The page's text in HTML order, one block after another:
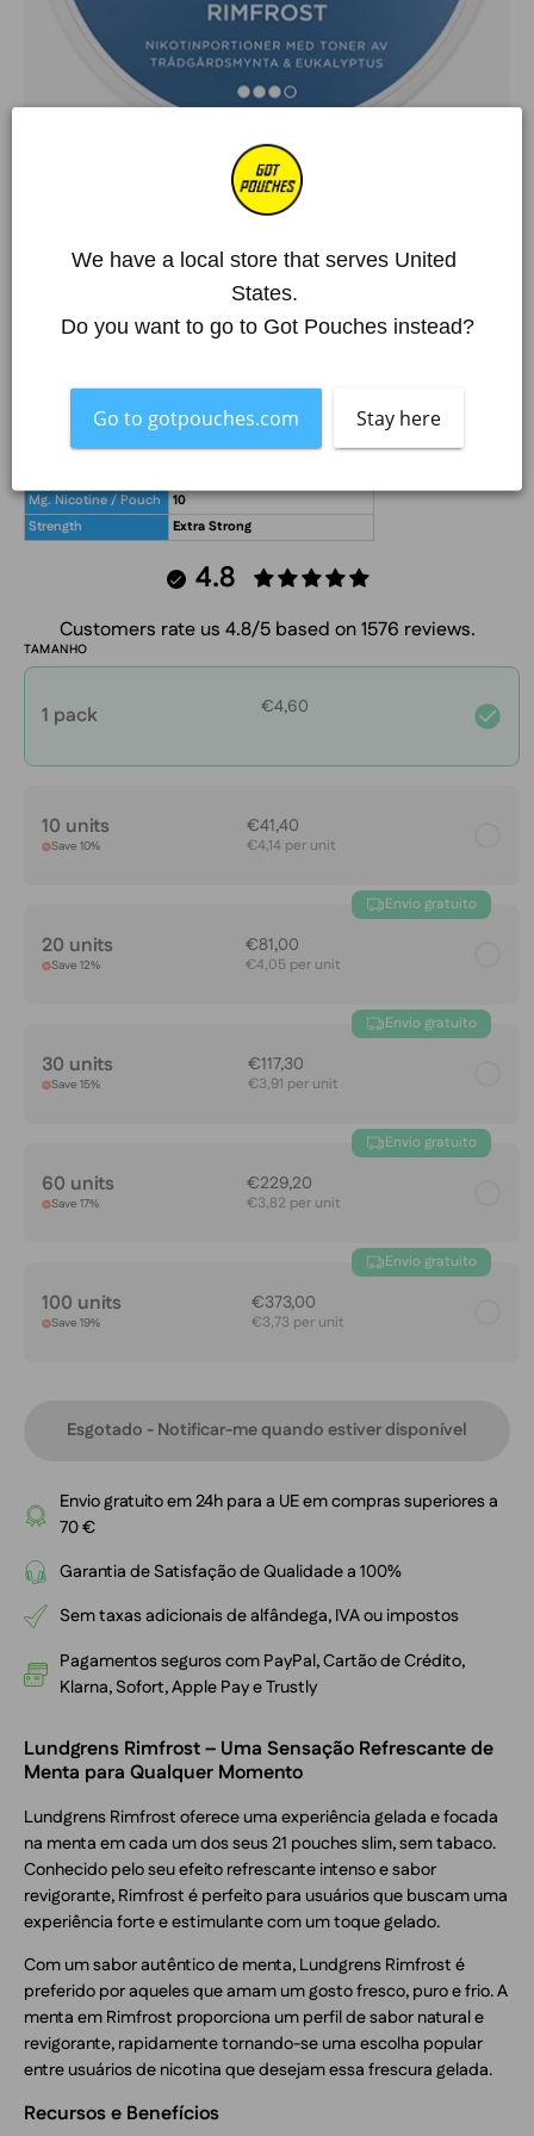
/ Lundgrens
Lundgrens Rimfrost
Mais de 250 000 clientes satisfeitos
O artigo está fora de stock
What's in the box?!
Flavour
Mint, Eucalyptus
Mg. Nicotine / Pouch
10
Strength
Extra Strong
4.8
Customers rate us 4.8/5 based on 1576 reviews.
TAMANHO
1 pack €4,60
10 units
Save 10%
€41,40
€4,14 per unit
Envio gratuito
20 units
Save 12%
€81,00
€4,05 per unit
Envio gratuito
30 units
Save 15%
€117,30
€3,91 per unit
Envio gratuito
60 units
Save 17%
€229,20
€3,82 per unit
Envio gratuito
100 units
Save 19%
€373,00
€3,73 per unit
Esgotado - Notificar-me quando estiver disponível
Envio gratuito em 24h para a UE em compras superiores a
70 €
Garantia de Satisfação de Qualidade a 100%
Sem taxas adicionais de alfândega, IVA ou impostos
Pagamentos seguros com PayPal, Cartão de Crédito,
Klarna, Sofort, Apple Pay e Trustly
Lundgrens Rimfrost – Uma Sensação Refrescante de
Menta para Qualquer Momento
Lundgrens Rimfrost oferece uma experiência gelada e focada
na menta em cada um dos seus 21 pouches slim, sem tabaco.
Conhecido pelo seu efeito refrescante intenso e sabor
revigorante, Rimfrost é perfeito para usuários que buscam uma
experiência forte e estimulante com um toque gelado.
Com um sabor autêntico de menta, Lundgrens Rimfrost é
preferido por aqueles que amam um gosto fresco, puro e frio. A
menta em Rimfrost proporciona um perfil de sabor natural e
revigorante, rapidamente tornando-se uma escolha popular
entre usuários de nicotina que desejam essa frescura gelada.
Recursos e Benefícios
We have a local store that serves United
States.
Do you want to go to Got Pouches instead?
Go to gotpouches.com Stay here